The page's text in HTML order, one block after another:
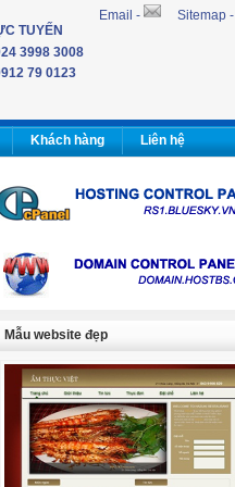
Email -
Sitemap -
TUYẾN
3998 3008
79 0123
Khách hàng Liên hệ
Mẫu website đẹp